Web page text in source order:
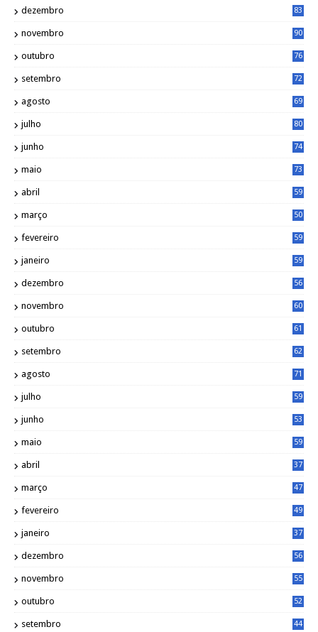
dezembro 83
novembro 90
outubro 76
setembro 72
agosto 69
julho 80
junho 74
maio 73
abril 59
março 50
fevereiro 59
janeiro 59
dezembro 56
novembro 60
outubro 61
setembro 62
agosto 71
julho 59
junho 53
maio 59
abril 37
março 47
fevereiro 49
janeiro 37
dezembro 56
novembro 55
outubro 52
setembro 44